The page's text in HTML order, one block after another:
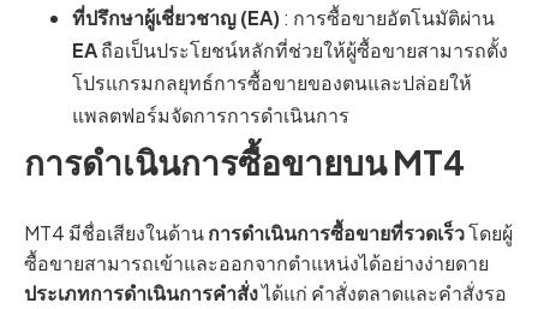
ที่ปรึกษาผู้เชี่ยวชาญ (EA): การซื้อขายอัตโนมัติผ่าน
EAถือเป็นประโยชน์หลักที่ช่วยให้ผู้ซื้อขายสามารถตั้ง
โปรแกรมกลยุทธ์การซื้อขายของตนและปล่อยให้
แพลตฟอร์มจัดการการดำเนินการ
การดำเนินการซื้อขายบน MT4
MT4 มีชื่อเสียงในด้านการดำเนินการซื้อขายที่รวดเร็วโดยผู้
ซื้อขายสามารถเข้าและออกจากตำแหน่งได้อย่างง่ายดาย
ประเภทการดำเนินการคำสั่งได้แก่ คำสั่งตลาดและคำสั่งรอ